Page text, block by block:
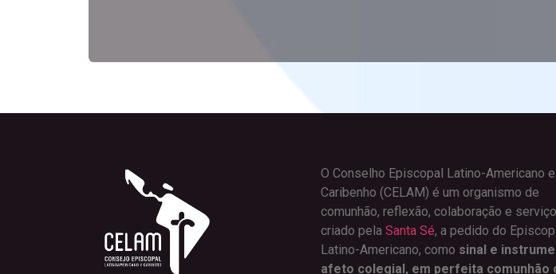
O Conselho Episcopal Latino-Americano e
Caribenho (CELAM) é um organismo de
comunhão, reflexão, colaboração e
criado pela Santa Sé, a pedido do
Latino-Americano, como sinal e
afeto colegial, em perfeita comunhão